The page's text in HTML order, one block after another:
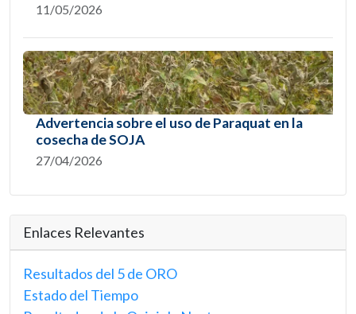
11/05/2026
Advertencia sobre el uso de Paraquat en la
cosecha de SOJA
27/04/2026
Enlaces Relevantes
Resultados del 5 de ORO
Estado del Tiempo